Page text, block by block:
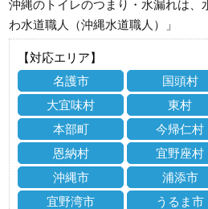
沖縄のトイレのつまり・水漏れは、
わ水道職人（沖縄水道職人）」
【対応エリア】
名護市
国頭村
大宜味村
東村
本部町
今帰仁村
恩納村
宜野座村
沖縄市
浦添市
宜野湾市
うるま市